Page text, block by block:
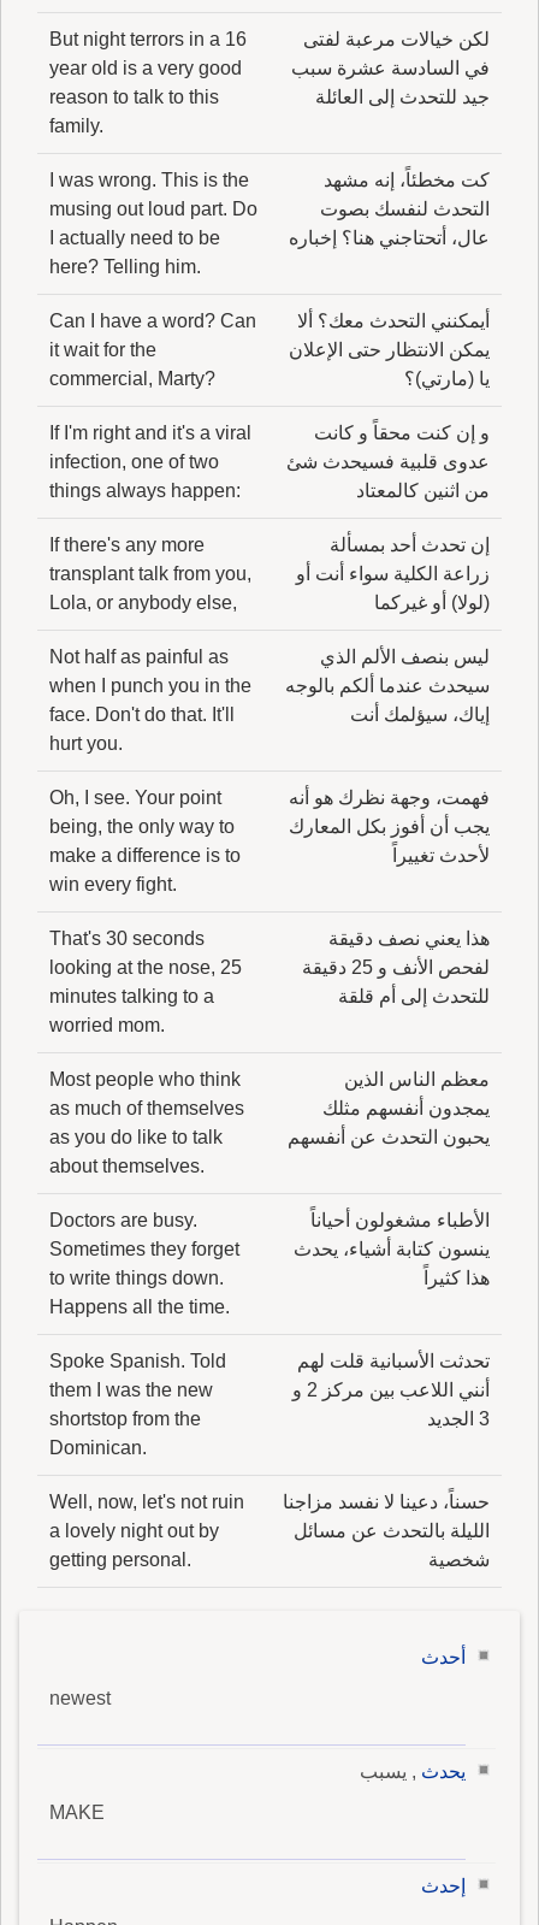
لكن خيالات مرعبة لفتى
في السادسة عشرة سبب
جيد للتحدث إلى العائلة
But night terrors in a 16
year old is a very good
reason to talk to this
family.
كت مخطئاً، إنه مشهد
التحدث لنفسك بصوت
عال، أتحتاجني هنا؟ إخباره
I was wrong. This is the
musing out loud part. Do
I actually need to be
here? Telling him.
أيمكنني التحدث معك؟ ألا
يمكن الانتظار حتى الإعلان
يا (مارتي)؟
Can I have a word? Can
it wait for the
commercial, Marty?
و إن كنت محقاً و كانت
عدوى قلبية فسيحدث شئ
من اثنين كالمعتاد
If I'm right and it's a viral
infection, one of two
things always happen:
إن تحدث أحد بمسألة
زراعة الكلية سواء أنت أو
(لولا) أو غيركما
If there's any more
transplant talk from you,
Lola, or anybody else,
ليس بنصف الألم الذي
سيحدث عندما ألكم بالوجه
إياك، سيؤلمك أنت
Not half as painful as
when I punch you in the
face. Don't do that. It'll
hurt you.
فهمت، وجهة نظرك هو أنه
يجب أن أفوز بكل المعارك
لأحدث تغييراً
Oh, I see. Your point
being, the only way to
make a difference is to
win every fight.
هذا يعني نصف دقيقة
لفحص الأنف و 25 دقيقة
للتحدث إلى أم قلقة
That's 30 seconds
looking at the nose, 25
minutes talking to a
worried mom.
معظم الناس الذين
يمجدون أنفسهم مثلك
يحبون التحدث عن أنفسهم
Most people who think
as much of themselves
as you do like to talk
about themselves.
الأطباء مشغولون أحياناً
ينسون كتابة أشياء، يحدث
هذا كثيراً
Doctors are busy.
Sometimes they forget
to write things down.
Happens all the time.
تحدثت الأسبانية قلت لهم
أنني اللاعب بين مركز 2 و
3 الجديد
Spoke Spanish. Told
them I was the new
shortstop from the
Dominican.
حسناً، دعينا لا نفسد مزاجنا
الليلة بالتحدث عن مسائل
شخصية
Well, now, let's not ruin
a lovely night out by
getting personal.
أحدث
newest
يحدث , يسبب
MAKE
إحدث